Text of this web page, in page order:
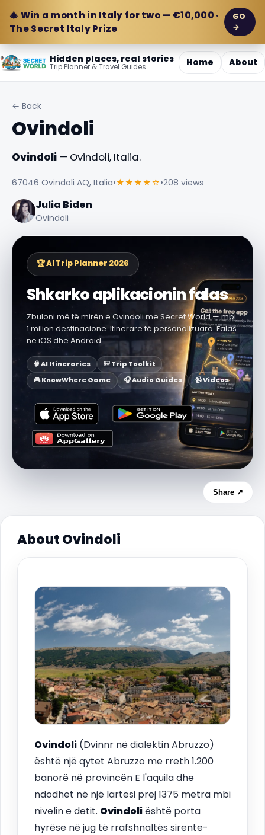
🎄 Win a month in Italy for two — €10,000 ·
The Secret Italy Prize
GO
→
Hidden places, real stories
Trip Planner & Travel Guides Home About
← Back
Ovindoli
Ovindoli — Ovindoli, Italia.
67046 Ovindoli AQ, Italia•★★★★☆•208 views
Julia Biden
Ovindoli
🏆 AI Trip Planner 2026
Shkarko aplikacionin falas
Zbuloni më të mirën e Ovindoli me Secret World — mbi
1 milion destinacione. Itinerare të personalizuara. Falas
në iOS dhe Android.
🧠 AI Itineraries
🎒 Trip Toolkit
🎮 KnowWhere Game
🎧 Audio Guides 📹 Videos
Share ↗
About Ovindoli
Ovindoli (Dvinnr në dialektin Abruzzo)
është një qytet Abruzzo me rreth 1.200
banorë në provincën E l'aquila dhe
ndodhet në një lartësi prej 1375 metra mbi
nivelin e detit. Ovindoliështë porta
hyrëse në jug të rrafshnaltës sirente-